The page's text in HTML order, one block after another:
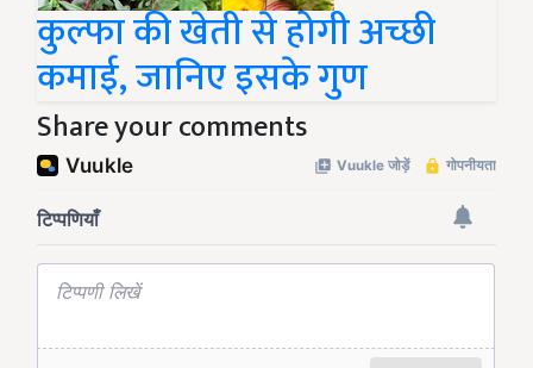
कुल्फा की खेती से होगी अच्छी
कमाई, जानिए इसके गुण
Share your comments